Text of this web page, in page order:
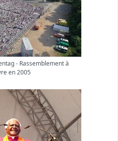
- Rassemblement à
en 2005